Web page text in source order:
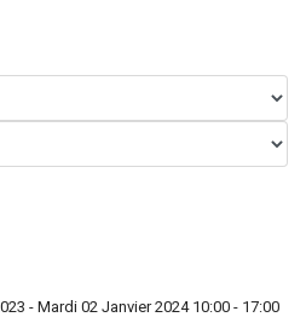
- Mardi 02 Janvier 2024 10:00 - 17:00